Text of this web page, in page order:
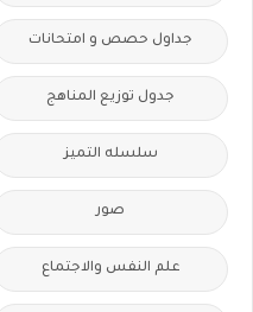
جداول حصص و امتحانات
جدول توزيع المناهج
سلسله التميز
صور
علم النفس والاجتماع